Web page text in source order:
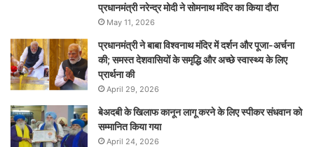
प्रधानमंत्री नरेन्‍द्र मोदी ने सोमनाथ मंदिर का किया दौरा
May 11, 2026
प्रधानमंत्री ने बाबा विश्वनाथ मंदिर में दर्शन और पूजा-अर्चना
की; समस्‍त देशवासियों के समृद्धि और अच्छे स्वास्थ्य के लिए
प्रार्थना की
April 29, 2026
बेअदबी के खिलाफ कानून लागू करने के लिए स्पीकर संधवान को
सम्मानित किया गया
April 24, 2026